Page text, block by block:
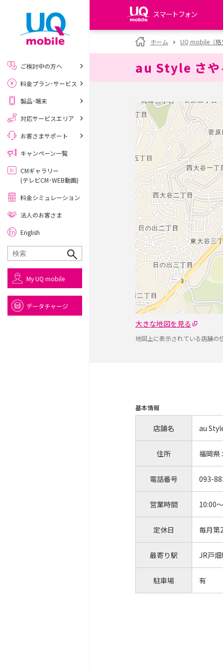
スマートフォン
my UQ WiMAX
UQ WiMAX ご契約の方
My UQ mobile
UQ mobile
データチャージサイト
ホーム UQ mobile（
au Style さや
大きな地図を見る
地図上に表示されている店舗の
基本情報
店舗名 au
住所 福岡県
電話番号 093-
営業時間 10:00
定休日 毎月第
最寄り駅 JR戸
駐車場 有
ご検討中の方へ
料金プラン･サービス
製品･端末
対応サービスエリア
お客さまサポート
キャンペーン一覧
CMギャラリー
(テレビCM･WEB動画)
料金シミュレーション
法人のお客さま
English
My UQ mobile
データチャージ